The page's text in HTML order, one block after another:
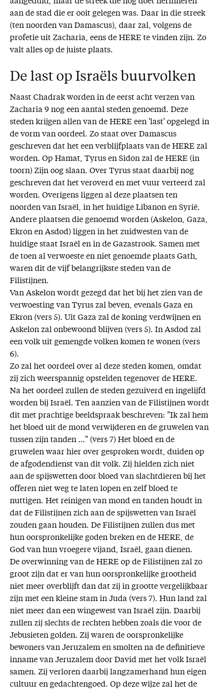
aan de stad die er ooit gelegen was. Daar in die streek
(ten noorden van Damascus), daar zal, volgens de
profetie uit Zacharia, eens de HERE te vinden zijn. Zo
valt alles op de juiste plaats.
De last op Israëls buurvolken
Naast Chadrak worden in de eerst acht verzen van
Zacharia 9 nog een aantal steden genoemd. Deze
steden krijgen allen van de HERE een 'last' opgelegd in
de vorm van oordeel. Zo staat over Damascus
geschreven dat het een verblijfplaats van de HERE zal
worden. Op Hamat, Tyrus en Sidon zal de HERE (in
toorn) Zijn oog slaan. Over Tyrus staat daarbij nog
geschreven dat het veroverd en met vuur verteerd zal
worden. Overigens liggen al deze plaatsen ten
noorden van Israël, in het huidige Libanon en Syrië.
Andere plaatsen die genoemd worden (Askelon, Gaza,
Ekron en Asdod) liggen in het zuidwesten van de
huidige staat Israël en in de Gazastrook. Samen met
de toen al verwoeste en niet genoemde plaats Gath,
waren dit de vijf belangrijkste steden van de
Filistijnen.
Van Askelon wordt gezegd dat het bij het zien van de
verwoesting van Tyrus zal beven, evenals Gaza en
Ekron (vers 5). Uit Gaza zal de koning verdwijnen en
Askelon zal onbewoond blijven (vers 5). In Asdod zal
een volk uit gemengde volken komen te wonen (vers
6).
Zo zal het oordeel over al deze steden komen, omdat
zij zich weerspannig opstelden tegenover de HERE.
Na het oordeel zullen de steden gezuiverd en ingelijfd
worden bij Israël. Ten aanzien van de Filistijnen wordt
dit met prachtige beeldspraak beschreven: "Ik zal hem
het bloed uit de mond verwijderen en de gruwelen van
tussen zijn tanden …" (vers 7) Het bloed en de
gruwelen waar hier over gesproken wordt, duiden op
de afgodendienst van dit volk. Zij hielden zich niet
aan de spijswetten door bloed van slachtdieren bij het
offeren niet weg te laten lopen en zelf bloed te
nuttigen. Het reinigen van mond en tanden houdt in
dat de Filistijnen zich aan de spijswetten van Israël
zouden gaan houden. De Filistijnen zullen dus met
hun oorspronkelijke goden breken en de HERE, de
God van hun vroegere vijand, Israël, gaan dienen.
De overwinning van de HERE op de Filistijnen zal zo
groot zijn dat er van hun oorspronkelijke grootheid
niet meer overblijft dan dat zij in grootte vergelijkbaar
zijn met een kleine stam in Juda (vers 7). Hun land zal
niet meer dan een wingewest van Israël zijn. Daarbij
zullen zij slechts de rechten hebben zoals die voor de
Jebusieten golden. Zij waren de oorspronkelijke
bewoners van Jeruzalem en smolten na de definitieve
inname van Jeruzalem door David met het volk Israël
samen. Zij verloren daarbij langzamerhand hun eigen
cultuur en gedachtengoed. Op deze wijze zal het de